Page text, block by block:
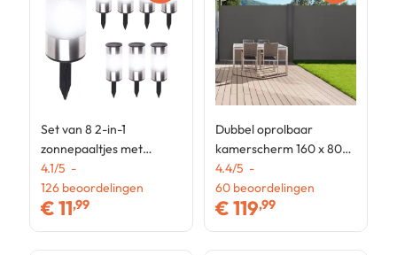
Set van 8 2-in-1
zonnepaaltjes met
roestvrij stalen ontwerp
4.1/5 -
126 beoordelingen
€11,99
Dubbel oprolbaar
kamerscherm 160 x 800
CM antracietgrijs
zijgordijn
4.4/5 -
60 beoordelingen
€119,99